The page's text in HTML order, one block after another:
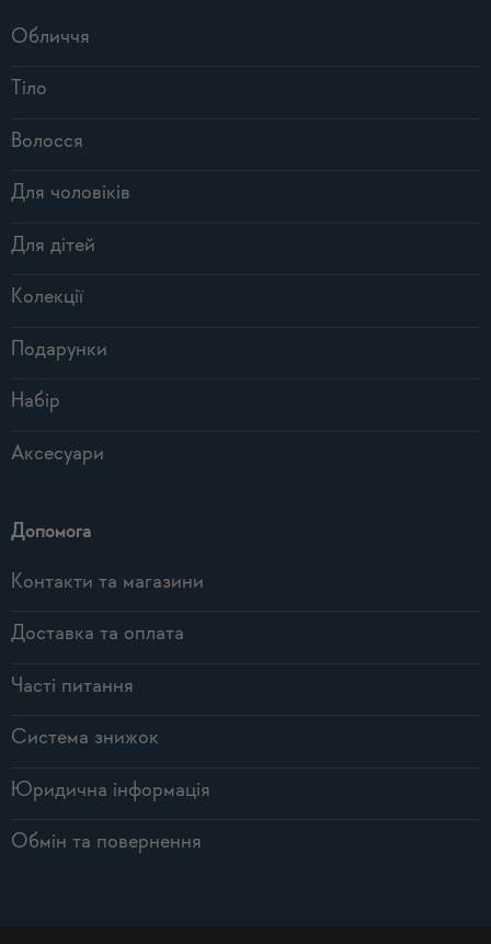
Обличчя
Тіло
Волосся
Для чоловіків
Для дітей
Колекції
Подарунки
Набір
Аксесуари
Допомога
Контакти та магазини
Доставка та оплата
Часті питання
Система знижок
Юридична інформація
Обмін та повернення